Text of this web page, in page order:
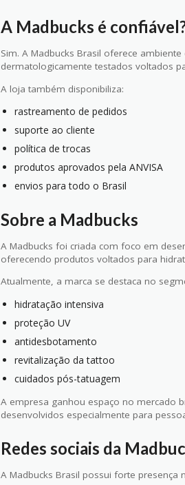
A Madbucks é
Sim. A Madbucks Brasil oferece
dermatologicamente testados voltados
A loja também disponibiliza:
rastreamento de pedidos
suporte ao cliente
política de trocas
produtos aprovados pela ANVISA
envios para todo o Brasil
Sobre a Madbucks
A Madbucks foi criada com foco em
oferecendo produtos voltados para
Atualmente, a marca se destaca no
hidratação intensiva
proteção UV
antidesbotamento
revitalização da tattoo
cuidados pós-tatuagem
A empresa ganhou espaço no mercado
desenvolvidos especialmente para
Redes sociais da
A Madbucks Brasil possui forte presença